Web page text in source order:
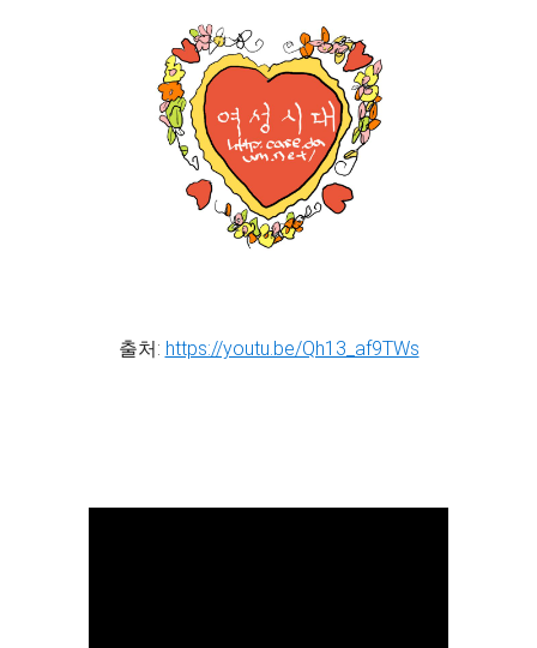
출처: https://youtu.be/Qh13_af9TWs